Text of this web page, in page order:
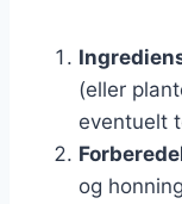
(eller
eventuelt
og